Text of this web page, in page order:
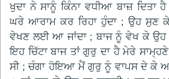
ਖੁਦਾ ਨੇ ਸਾਨੂੰ ਕਿੰਨਾ ਵਧੀਆ ਬਾਜ਼ ਦਿਤਾ
ਘਰੇ ਆਰਾਮ ਕਰ ਰਿਹਾ ਹੁੰਦਾ ; ਉਹ ਸੁਣ
ਵੇਖਣ ਲਈ ਆ ਜਾਂਦਾ ; ਬਾਜ ਨੂੰ ਵੇਖ ਕੇ ਉਹ
ਇਹ ਚਿੱਟਾ ਬਾਜ ਤਾਂ ਗੁਰੁ ਦਾ ਹੈ ਮੇਰੇ ਸਾਮ੍ਹਣੇ
ਸੀ ; ਚੰਗਾ ਹੋਇਆ ਮੈਂ ਗੁਰੁ ਨੂੰ ਵਾਪਸ ਦੇ ਕੇ